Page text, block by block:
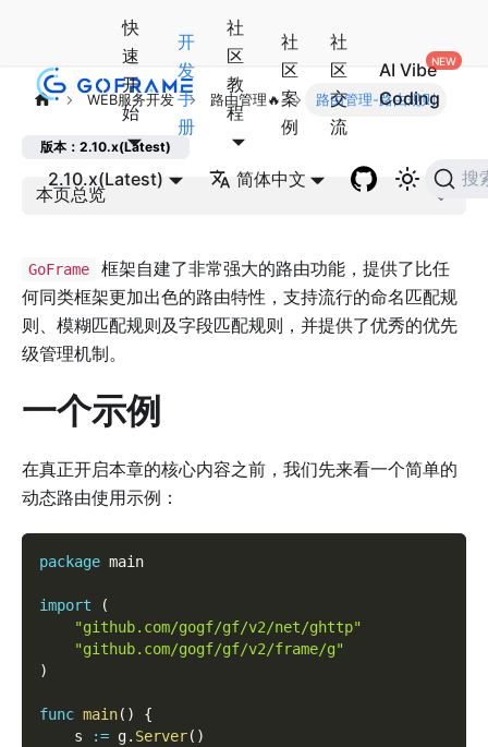
快
速
开
始
开
发
手
册
社
区
教
程
社
区
案
例
社
区
交
流
AI Vibe
Coding
2.10.x(Latest) 简体中文 搜
WEB服务开发 路由管理🔥 路由管理-路由规则
版本：2.10.x(Latest)
本页总览
GoFrame
框架自建了非常强大的路由功能，提供了比任
何同类框架更加出色的路由特性，支持流行的命名匹配规
则、模糊匹配规则及字段匹配规则，并提供了优秀的优先
级管理机制。
一个示例
在真正开启本章的核心内容之前，我们先来看一个简单的
动态路由使用示例：
package main
import
(
"github.com/gogf/gf/v2/net/ghttp"
"github.com/gogf/gf/v2/frame/g"
)
func main( )
{
    s
:= g. Server( )